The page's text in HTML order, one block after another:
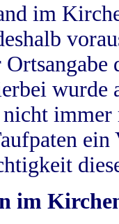
im
wurde
im